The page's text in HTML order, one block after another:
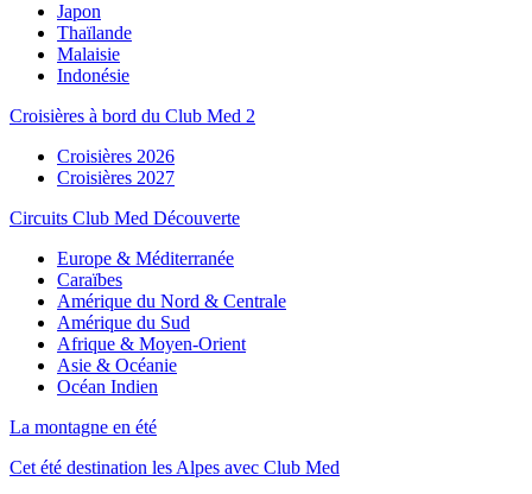
Japon
Thaïlande
Malaisie
Indonésie
Croisières à bord du Club Med 2
Croisières 2026
Croisières 2027
Circuits Club Med Découverte
Europe & Méditerranée
Caraïbes
Amérique du Nord & Centrale
Amérique du Sud
Afrique & Moyen-Orient
Asie & Océanie
Océan Indien
La montagne en été
Cet été destination les Alpes avec Club Med